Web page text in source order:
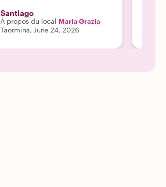
Santiago
À propos du local Maria Grazia
Taormina, June 24, 2026